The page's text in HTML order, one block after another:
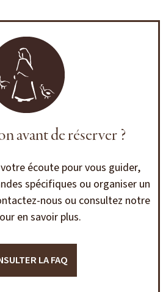
avant de réserver ?
écoute pour vous guider,
spécifiques ou organiser un
nous ou consultez notre
en savoir plus.
LA FAQ